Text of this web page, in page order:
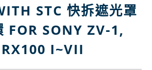
STC 快拆遮光罩
FOR SONY ZV-1,
RX100 I~VII